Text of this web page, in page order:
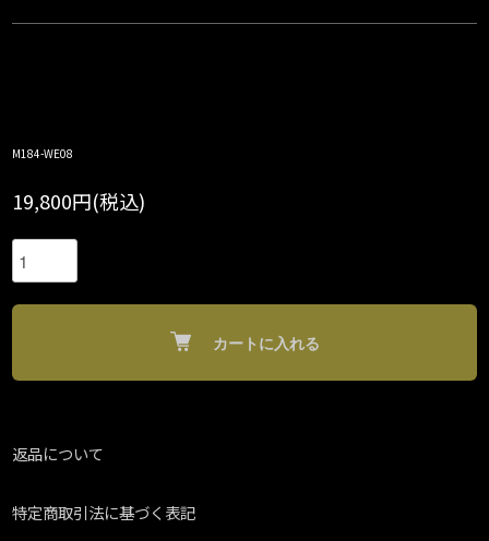
M184-WE08
19,800円(税込)
カートに入れる
返品について
特定商取引法に基づく表記